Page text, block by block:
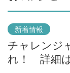
新着情報
チャレンジ
れ！ 詳細